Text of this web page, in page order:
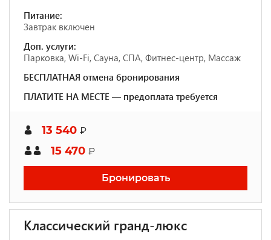
Питание:
Завтрак включен
Доп. услуги:
Парковка, Wi-Fi, Сауна, СПА, Фитнес-центр, Массаж
БЕСПЛАТНАЯ отмена бронирования
ПЛАТИТЕ НА МЕСТЕ — предоплата требуется
13 540 ₽
15 470 ₽
Бронировать
Классический гранд-люкс